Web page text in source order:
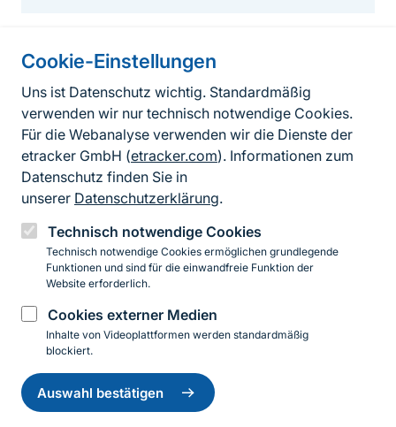
Cookie-Einstellungen
Uns ist Datenschutz wichtig. Standardmäßig
verwenden wir nur technisch notwendige Cookies.
Für die Webanalyse verwenden wir die Dienste der
etracker GmbH (etracker.com). Informationen zum
Datenschutz finden Sie in
unserer Datenschutzerklärung.
Technisch notwendige Cookies
Technisch notwendige Cookies ermöglichen grundlegende
Funktionen und sind für die einwandfreie Funktion der
Website erforderlich.
Cookies externer Medien
Inhalte von Videoplattformen werden standardmäßig
blockiert.
Auswahl bestätigen
Einwilligung
zurückziehen
Informationen zur Seite
FußzeileKontakt zum BfN
Kontaktformular
Erklärung zur Barrierefreiheit
Impressum
Datenschutz
InstagramFacebookYouTubeLinkedIn
© 2026 Bundesamt für Naturschutz